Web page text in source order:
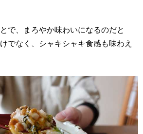
で、まろやか味わいになるのだと
でなく、シャキシャキ食感も味わえ